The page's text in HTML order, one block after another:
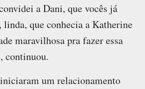
a Dani, que vocês já
linda, que conhecia a Katherine
maravilhosa pra fazer essa
continuou.
um relacionamento